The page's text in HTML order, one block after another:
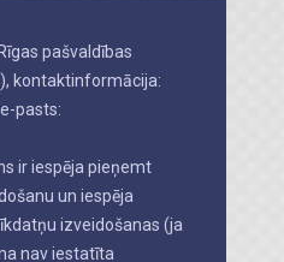
pašvaldības
kontaktinformācija:
pasts:
ir iespēja pieņemt
un iespēja
izveidošanas (ja
nav iestatīta